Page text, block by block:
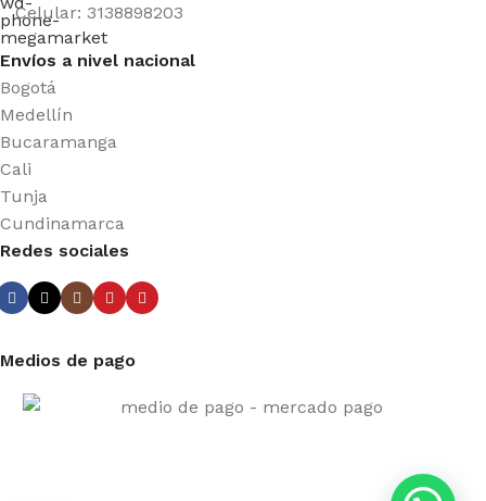
Celular: 3138898203
Envíos a nivel nacional
Bogotá
Medellín
Bucaramanga
Cali
Tunja
Cundinamarca
Redes sociales
Medios de pago